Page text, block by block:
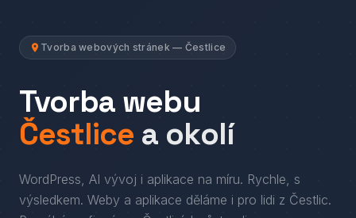
Tvorba webových stránek — Čestlice
Tvorba webu
Čestlice a okolí
WordPress, AI vývoj i aplikace na míru. Rychle, s
výsledkem. Weby a aplikace děláme i pro lidi z Čestlic.